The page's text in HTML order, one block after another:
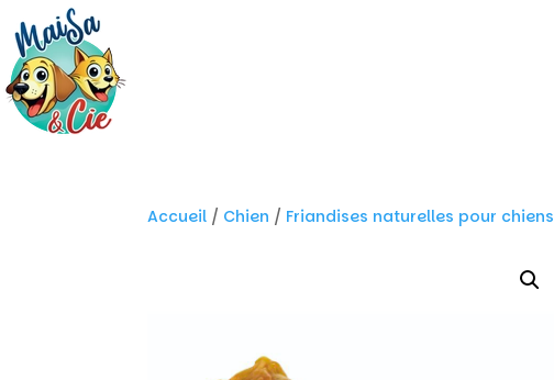
Accueil / Chien / Friandises naturelles pour chiens